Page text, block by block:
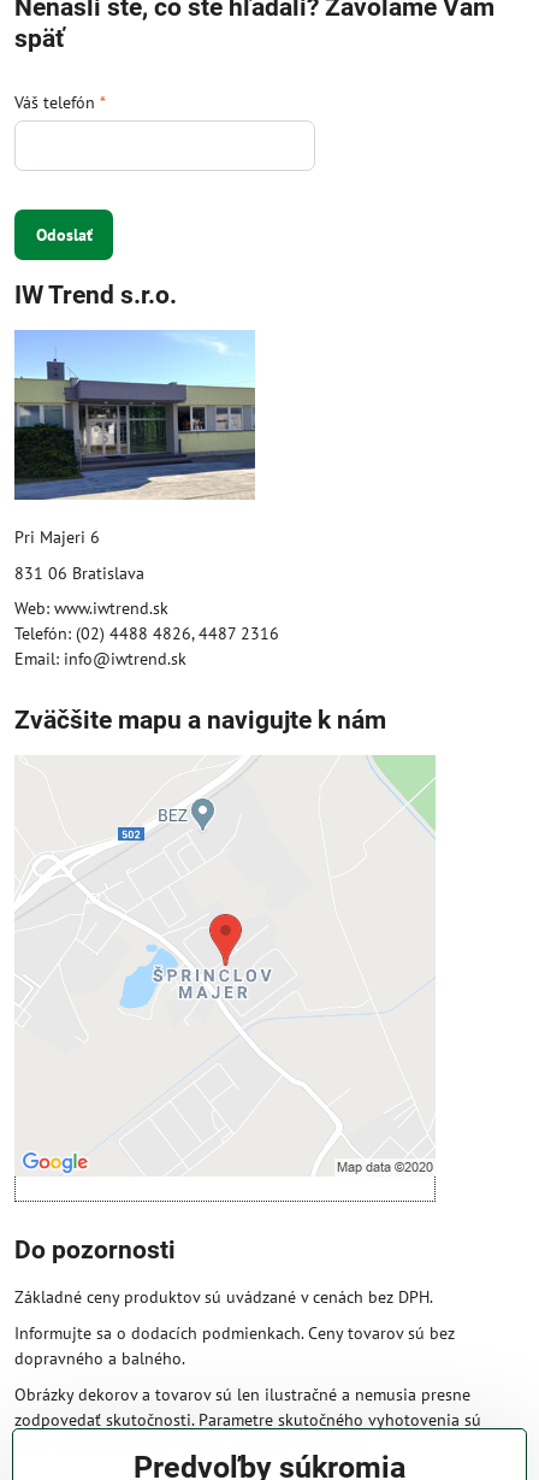
Nenašli ste, čo ste hľadali? Zavoláme Vám
späť
Váš telefón *
Odoslať
IW Trend s.r.o.
Pri Majeri 6
831 06 Bratislava
Web: www.iwtrend.sk
Telefón: (02) 4488 4826, 4487 2316
Email: info@iwtrend.sk
Zväčšite mapu a navigujte k nám
Externý obsah je blokovaný
Prajete si načítať externý obsah?
Povoliť tentokrát
Povoliť a zapamätať - súhlas s druhom
cookie: Funkčné
Otvoriť obsah v novom okne
Do pozornosti
Základné ceny produktov sú uvádzané v cenách bez DPH.
Informujte sa o dodacích podmienkach. Ceny tovarov sú bez
dopravného a balného.
Obrázky dekorov a tovarov sú len ilustračné a nemusia presne
zodpovedať skutočnosti. Parametre skutočného vyhotovenia sú
Predvoľby súkromia